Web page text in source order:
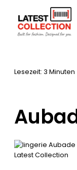
Inhalt
springen
Startseite–Marken
Lesezeit: 3 Minuten